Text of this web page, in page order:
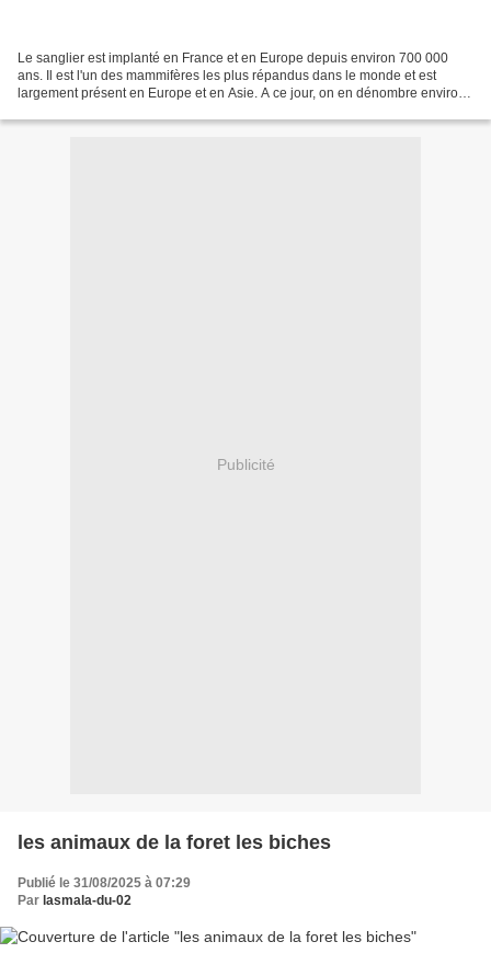
Le sanglier est implanté en France et en Europe depuis environ 700 000
ans. Il est l'un des mammifères les plus répandus dans le monde et est
largement présent en Europe et en Asie. A ce jour, on en dénombre environ
Publicité
les animaux de la foret les biches
Publié le 31/08/2025 à 07:29
Par lasmala-du-02